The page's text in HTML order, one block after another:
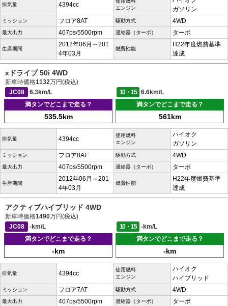
排気量 4394cc
エンジン
ガソリン
ミッション フロア8AT 駆動方式 4WD
最大出力 407ps/5500rpm 過給器（ターボ） ターボ
生産期間
2012年06月～201
4年03月
燃費性能
H22年度燃費基準
達成
xドライブ 50i 4WD
新車時価格1132万円(税込)
JC08
6.3km/L 10・15
6.6km/L
満タンでどこまで走る？
535.5km
満タンでどこまで走る？
561km
排気量 4394cc
使用燃料
エンジン
ハイオク
ガソリン
ミッション フロア8AT 駆動方式 4WD
最大出力 407ps/5500rpm 過給器（ターボ） ターボ
生産期間
2012年06月～201
4年03月
燃費性能
H22年度燃費基準
達成
アクティブハイブリッド 4WD
新車時価格1490万円(税込)
JC08
-km/L 10・15
-km/L
満タンでどこまで走る？
-km
満タンでどこまで走る？
-km
排気量 4394cc
使用燃料
エンジン
ハイオク
ハイブリッド
ミッション フロア7AT 駆動方式 4WD
最大出力 407ps/5500rpm 過給器（ターボ） ターボ